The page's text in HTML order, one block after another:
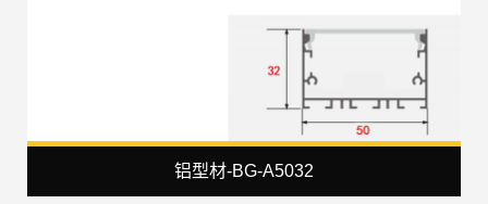
铝型材-BG-A5032